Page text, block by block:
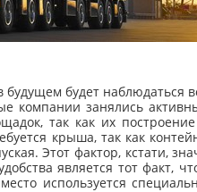
будет наблюдаться
компании занялись
так как их
крыша, так как
Этот фактор, кстати,
является тот факт,
используется